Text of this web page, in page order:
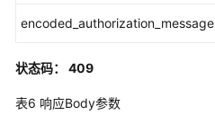
DescribePermissionSet
新
权
encoded_authorization_message
状态码： 409
表6 响应Body参数